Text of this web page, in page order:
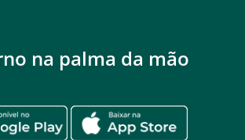
na palma da mão